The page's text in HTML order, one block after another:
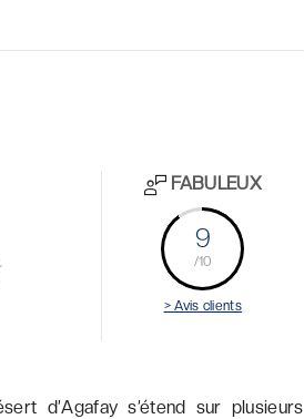
FABULEUX
9
/10
> Avis clients
d’Agafay s’étend sur plusieurs